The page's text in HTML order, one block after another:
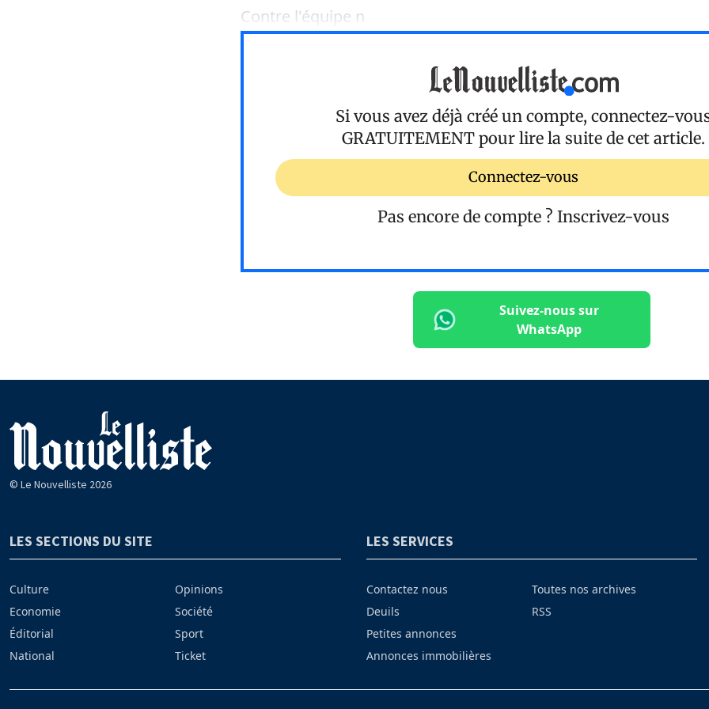
Contre l'équipe n
Si vous avez déjà créé un compte, connectez-
GRATUITEMENT pour lire la suite de cet article.
Connectez-vous
Pas encore de compte ? Inscrivez-vous
Suivez-nous sur
WhatsApp
© Le Nouvelliste 2026
LES SECTIONS DU SITE
Culture
Economie
Éditorial
National
Opinions
Société
Sport
Ticket
LES SERVICES
Contactez nous
Deuils
Petites annonces
Annonces immobilières
Toutes nos archives
RSS